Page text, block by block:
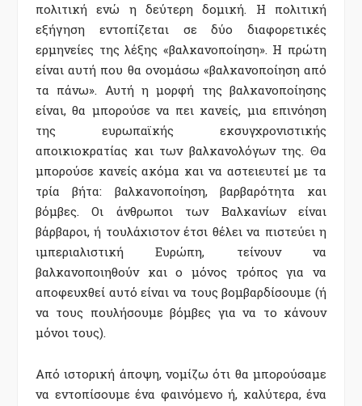
πολιτική ενώ η δεύτερη δοµική. Η πολιτική
εξήγηση εντοπίζεται σε δύο διαφορετικές
ερµηνείες της λέξης «βαλκανοποίηση». Η πρώτη
είναι αυτή που θα ονοµάσω «βαλκανοποίηση από
τα πάνω». Αυτή η µορφή της βαλκανοποίησης
είναι, θα µπορούσε να πει κανείς, µια επινόηση
της ευρωπαϊκής εκσυγχρονιστικής
αποικιοκρατίας και των βαλκανολόγων της. Θα
µπορούσε κανείς ακόµα και να αστειευτεί µε τα
τρία βήτα: βαλκανοποίηση, βαρβαρότητα και
βόµβες. Οι άνθρωποι των Βαλκανίων είναι
βάρβαροι, ή τουλάχιστον έτσι θέλει να πιστεύει η
ιµπεριαλιστική Ευρώπη, τείνουν να
βαλκανοποιηθούν και ο µόνος τρόπος για να
αποφευχθεί αυτό είναι να τους βοµβαρδίσουµε (ή
να τους πουλήσουµε βόµβες για να το κάνουν
µόνοι τους).
Από ιστορική άποψη, νοµίζω ότι θα µπορούσαµε
να εντοπίσουµε ένα φαινόµενο ή, καλύτερα, ένα